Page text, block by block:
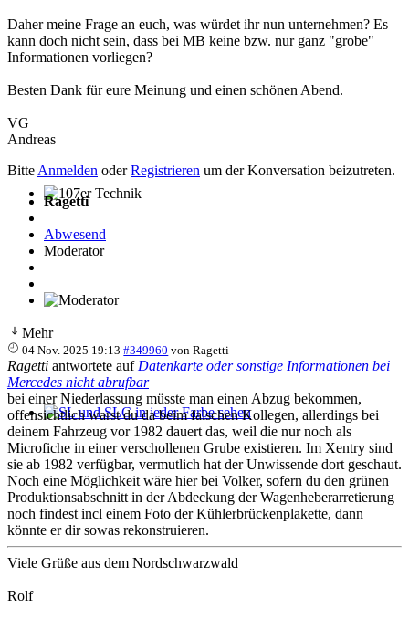
107er Technik
SL und SLC in jeder Farbe sehen
Daher meine Frage an euch, was würdet ihr nun unternehmen? Es
kann doch nicht sein, dass bei MB keine bzw. nur ganz "grobe"
Informationen vorliegen?
Besten Dank für eure Meinung und einen schönen Abend.
VG
Andreas
Bitte Anmelden oderRegistrieren um der Konversation beizutreten.
Ragetti
Abwesend
Moderator
Mehr
04 Nov. 2025 19:13 #349960 vonRagetti
Ragetti antwortete auf Datenkarte oder sonstige Informationen bei
Mercedes nicht abrufbar
bei einer Niederlassung müsste man einen Abzug bekommen,
offensichtlich warst du da beim falschen Kollegen, allerdings bei
deinem Fahrzeug vor 1982 dauert das, weil die nur noch als
Microfiche in einer verschollenen Grube existieren. Im Xentry sind
sie ab 1982 verfügbar, vermutlich hat der Unwissende dort geschaut.
Noch eine Möglichkeit wäre hier bei Volker, sofern du den grünen
Produktionsabschnitt in der Abdeckung der Wagenheberarretierung
noch findest incl einem Foto der Kühlerbrückenplakette, dann
könnte er dir sowas rekonstruieren.
Viele Grüße aus dem Nordschwarzwald
Rolf